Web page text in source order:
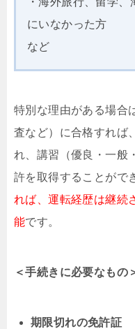
にいなかった方
など
特別な理由がある場合
査など）に合格すれば
れ、講習（優良・一般
許を取得することがで
れば、運転経歴は継続
能です。
＜手続きに必要なもの
期限切れの免許証